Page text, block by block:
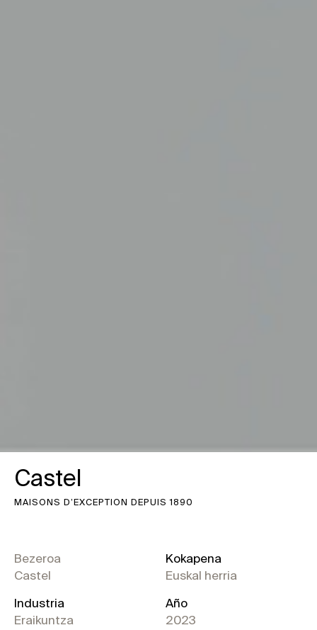
Castel
MAISONS D’EXCEPTION DEPUIS 1890
Bezeroa
Castel
Industria
Eraikuntza
Kokapena
Euskal herria
Año
2023